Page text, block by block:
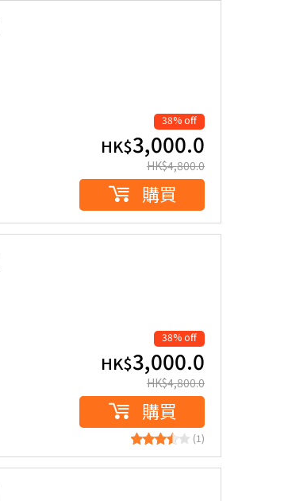
38% off
HK$3,000.0
HK$4,800.0
購買
38% off
HK$3,000.0
HK$4,800.0
購買
(1)